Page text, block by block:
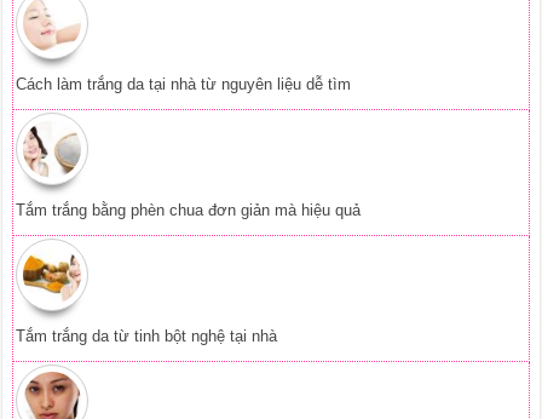
Cách làm trắng da tại nhà từ nguyên liệu dễ tìm
Tắm trắng bằng phèn chua đơn giản mà hiệu quả
Tắm trắng da từ tinh bột nghệ tại nhà